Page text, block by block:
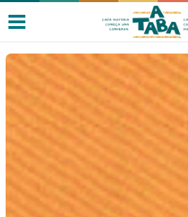
Livros
Resenhas
Clube de Leitores